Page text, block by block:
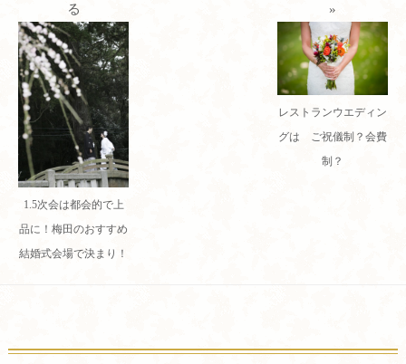
る
1.5次会は都会的で上
品に！梅田のおすすめ
結婚式会場で決まり！
»
レストランウエディン
グは ご祝儀制？会費
制？